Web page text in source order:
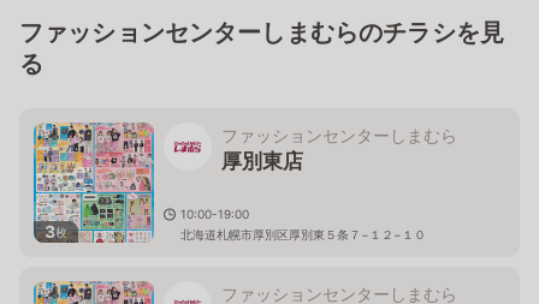
ファッションセンターしまむらのチラシを見
る
3枚
ファッションセンターしまむら
厚別東店
10:00-19:00
北海道札幌市厚別区厚別東５条７−１２−１０
ファッションセンターしまむら